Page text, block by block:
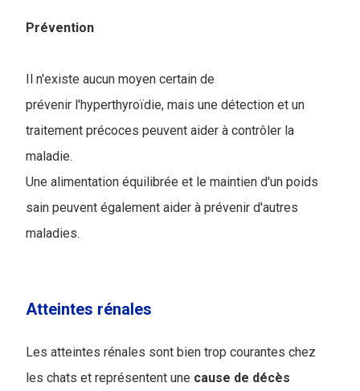
Prévention
Il n'existe aucun moyen certain de
prévenir l'hyperthyroïdie, mais une détection et un
traitement précoces peuvent aider à contrôler la
maladie.
Une alimentation équilibrée et le maintien d'un poids
sain peuvent également aider à prévenir d'autres
maladies.
Atteintes rénales
Les atteintes rénales sont bien trop courantes chez
les chats et représentent une cause de décès